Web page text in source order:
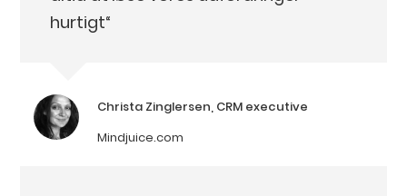
hurtigt“
Christa Zinglersen, CRM executive
Mindjuice.com